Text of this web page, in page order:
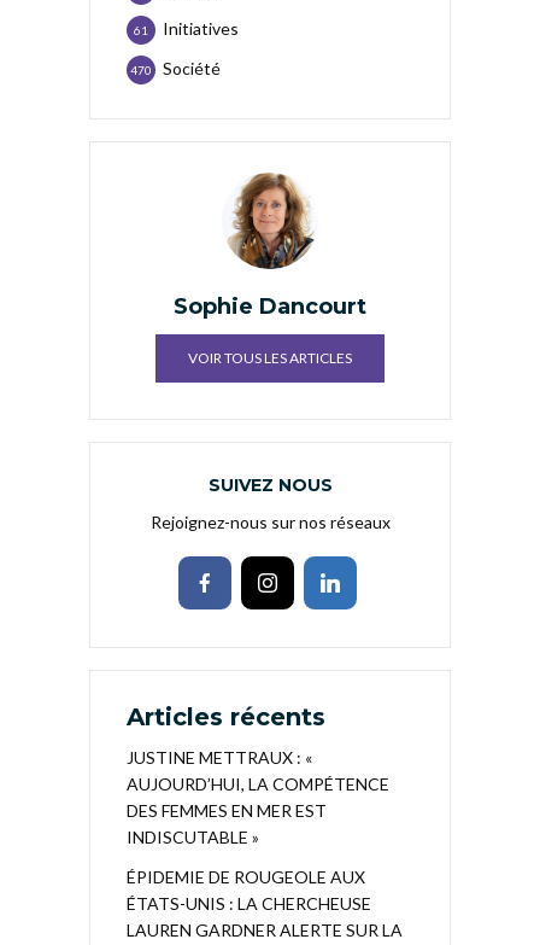
Initiatives
61
Société
470
Sophie Dancourt
VOIR TOUS LES ARTICLES
SUIVEZ NOUS
Rejoignez-nous sur nos réseaux
Articles récents
JUSTINE METTRAUX : «
AUJOURD’HUI, LA COMPÉTENCE
DES FEMMES EN MER EST
INDISCUTABLE »
ÉPIDEMIE DE ROUGEOLE AUX
ÉTATS-UNIS : LA CHERCHEUSE
LAUREN GARDNER ALERTE SUR LA